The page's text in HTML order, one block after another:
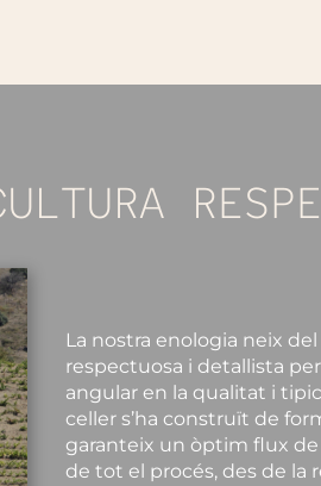
La nostra enologia neix
respectuosa i detallista
angular en la qualitat i
celler s’ha construït de
garanteix un òptim flux de
de tot el procés, des de la